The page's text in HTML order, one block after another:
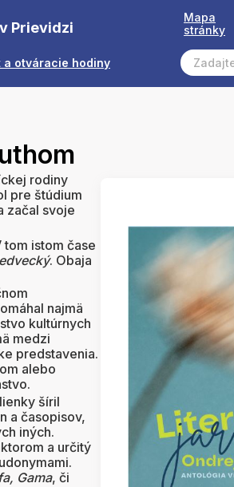
Prievidzi
a otváracie hodiny
Mapa
stránky
rodiny
pre štúdium
začal svoje
tom istom čase
. Obaja
najmä
kultúrnych
medzi
predstavenia.
alebo
šíril
a časopisov,
iných.
a určitý
Gama, či